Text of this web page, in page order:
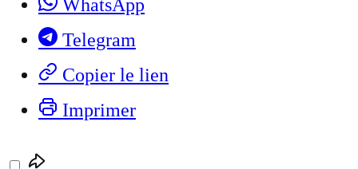
WhatsApp
Telegram
Copier le lien
Imprimer